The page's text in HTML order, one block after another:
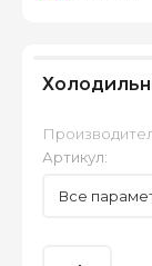
Артикул:
Все